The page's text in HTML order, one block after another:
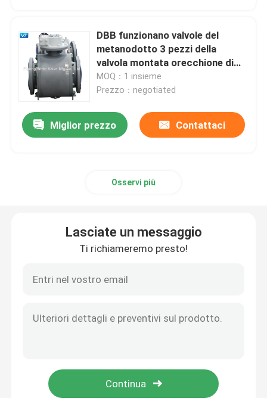
DBB funzionano valvole del
metanodotto 3 pezzi della
valvola montata orecchione di
LF2
MOQ：1 insieme
Prezzo：negotiated
Miglior prezzo Contattaci
Osservi più
Lasciate un messaggio
Ti richiameremo presto!